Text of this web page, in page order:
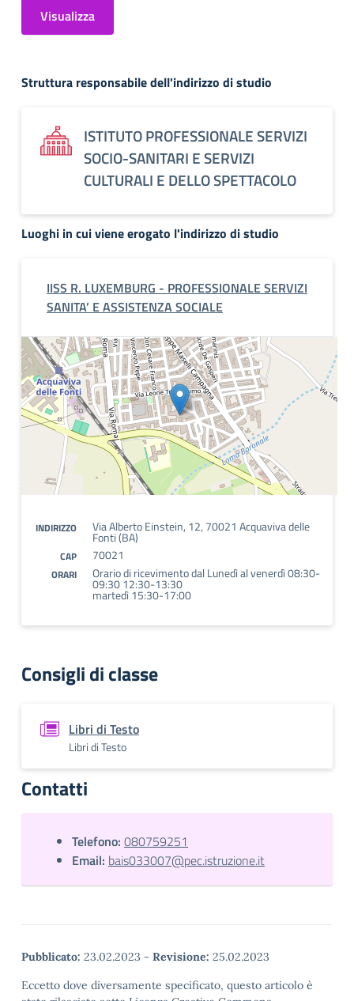
Visualizza
Struttura responsabile dell'indirizzo di studio
ISTITUTO PROFESSIONALE SERVIZI
SOCIO-SANITARI E SERVIZI
CULTURALI E DELLO SPETTACOLO
Luoghi in cui viene erogato l'indirizzo di studio
IISS R. LUXEMBURG - PROFESSIONALE SERVIZI
SANITA’ E ASSISTENZA SOCIALE
INDIRIZZO Via Alberto Einstein, 12, 70021 Acquaviva delle
Fonti (BA)
CAP 70021
ORARI Orario di ricevimento dal Lunedì al venerdì 08:30-
09:30 12:30-13:30
martedì 15:30-17:00
Consigli di classe
Libri di Testo
Libri di Testo
Contatti
Telefono: 080759251
Email: bais033007@pec.istruzione.it
Pubblicato: 23.02.2023 - Revisione: 25.02.2023
Eccetto dove diversamente specificato, questo articolo è